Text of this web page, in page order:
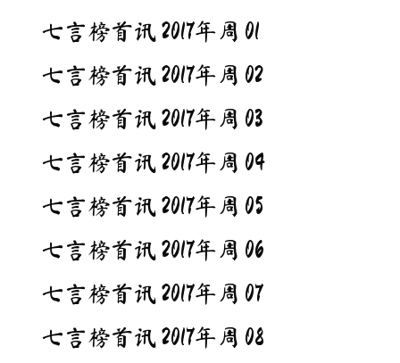
七言榜首讯 2017年周 01
七言榜首讯 2017年周 02
七言榜首讯 2017年周 03
七言榜首讯 2017年周 04
七言榜首讯 2017年周 05
七言榜首讯 2017年周 06
七言榜首讯 2017年周 07
七言榜首讯 2017年周 08